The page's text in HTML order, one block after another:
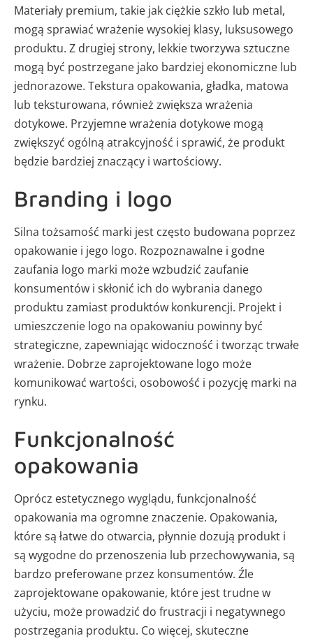
Materiały premium, takie jak ciężkie szkło lub metal,
mogą sprawiać wrażenie wysokiej klasy, luksusowego
produktu. Z drugiej strony, lekkie tworzywa sztuczne
mogą być postrzegane jako bardziej ekonomiczne lub
jednorazowe. Tekstura opakowania, gładka, matowa
lub teksturowana, również zwiększa wrażenia
dotykowe. Przyjemne wrażenia dotykowe mogą
zwiększyć ogólną atrakcyjność i sprawić, że produkt
będzie bardziej znaczący i wartościowy.
Branding i logo
Silna tożsamość marki jest często budowana poprzez
opakowanie i jego logo. Rozpoznawalne i godne
zaufania logo marki może wzbudzić zaufanie
konsumentów i skłonić ich do wybrania danego
produktu zamiast produktów konkurencji. Projekt i
umieszczenie logo na opakowaniu powinny być
strategiczne, zapewniając widoczność i tworząc trwałe
wrażenie. Dobrze zaprojektowane logo może
komunikować wartości, osobowość i pozycję marki na
rynku.
Funkcjonalność
opakowania
Oprócz estetycznego wyglądu, funkcjonalność
opakowania ma ogromne znaczenie. Opakowania,
które są łatwe do otwarcia, płynnie dozują produkt i
są wygodne do przenoszenia lub przechowywania, są
bardzo preferowane przez konsumentów. Źle
zaprojektowane opakowanie, które jest trudne w
użyciu, może prowadzić do frustracji i negatywnego
postrzegania produktu. Co więcej, skuteczne